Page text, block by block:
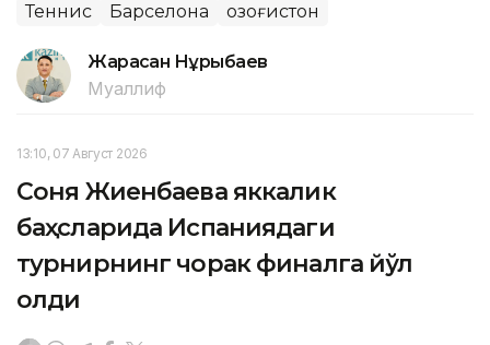
Теннис Барселона Қозоғистон
Жарасқан Нұрыбаев
Муаллиф
13:10, 07 Август 2026
Соня Жиенбаева яккалик
баҳсларида Испаниядаги
турнирнинг чорак финалга йўл
олди